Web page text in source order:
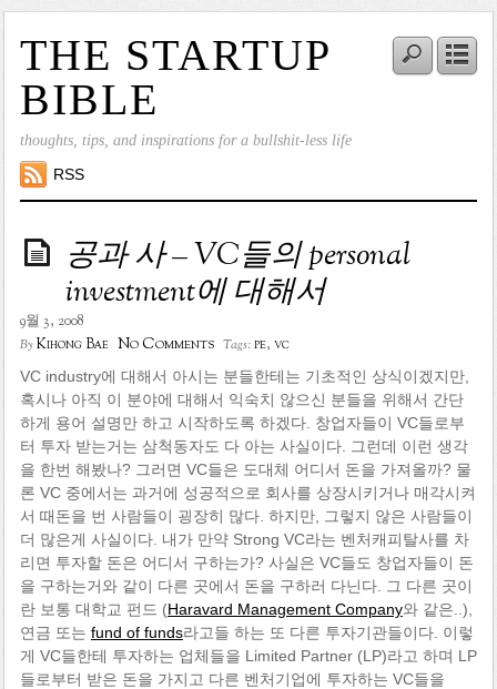
THE STARTUP
BIBLE
thoughts, tips, and inspirations for a bullshit-less life
RSS
공과 사 – VC들의 personal
investment에 대해서
9월 3, 2008
ByKihong Bae No Comments Tags:pe, vc
VC industry에 대해서 아시는 분들한테는 기초적인 상식이겠지만,
혹시나 아직 이 분야에 대해서 익숙치 않으신 분들을 위해서 간단
하게 용어 설명만 하고 시작하도록 하겠다. 창업자들이 VC들로부
터 투자 받는거는 삼척동자도 다 아는 사실이다. 그런데 이런 생각
을 한번 해봤나? 그러면 VC들은 도대체 어디서 돈을 가져올까? 물
론 VC 중에서는 과거에 성공적으로 회사를 상장시키거나 매각시켜
서 때돈을 번 사람들이 굉장히 많다. 하지만, 그렇지 않은 사람들이
더 많은게 사실이다. 내가 만약 Strong VC라는 벤처캐피탈사를 차
리면 투자할 돈은 어디서 구하는가? 사실은 VC들도 창업자들이 돈
을 구하는거와 같이 다른 곳에서 돈을 구하러 다닌다. 그 다른 곳이
란 보통 대학교 펀드 (Haravard Management Company와 같은..),
연금 또는 fund of funds라고들 하는 또 다른 투자기관들이다. 이렇
게 VC들한테 투자하는 업체들을 Limited Partner (LP)라고 하며 LP
들로부터 받은 돈을 가지고 다른 벤처기업에 투자하는 VC들을